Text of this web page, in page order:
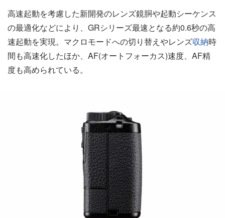
高速起動を考慮した新開発のレンズ鏡胴や起動シーケンス
の最適化などにより、GRシリーズ最速となる約0.6秒の高
速起動を実現。マクロモードへの切り替えやレンズ収納時
間も高速化したほか、AF(オートフォーカス)速度、AF精
度も高められている。